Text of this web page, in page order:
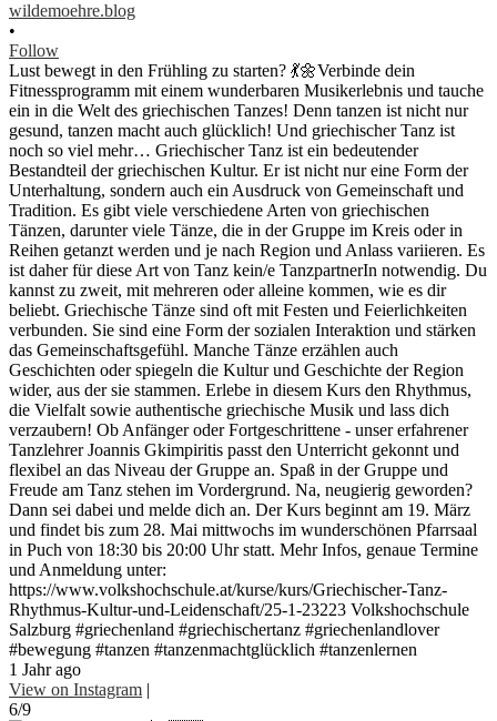
wildemoehre.blog
•
Follow
Lust bewegt in den Frühling zu starten? 💃🌼Verbinde dein
Fitnessprogramm mit einem wunderbaren Musikerlebnis und tauche
ein in die Welt des griechischen Tanzes! Denn tanzen ist nicht nur
gesund, tanzen macht auch glücklich! Und griechischer Tanz ist
noch so viel mehr… Griechischer Tanz ist ein bedeutender
Bestandteil der griechischen Kultur. Er ist nicht nur eine Form der
Unterhaltung, sondern auch ein Ausdruck von Gemeinschaft und
Tradition. Es gibt viele verschiedene Arten von griechischen
Tänzen, darunter viele Tänze, die in der Gruppe im Kreis oder in
Reihen getanzt werden und je nach Region und Anlass variieren. Es
ist daher für diese Art von Tanz kein/e TanzpartnerIn notwendig. Du
kannst zu zweit, mit mehreren oder alleine kommen, wie es dir
beliebt. Griechische Tänze sind oft mit Festen und Feierlichkeiten
verbunden. Sie sind eine Form der sozialen Interaktion und stärken
das Gemeinschaftsgefühl. Manche Tänze erzählen auch
Geschichten oder spiegeln die Kultur und Geschichte der Region
wider, aus der sie stammen. Erlebe in diesem Kurs den Rhythmus,
die Vielfalt sowie authentische griechische Musik und lass dich
verzaubern! Ob Anfänger oder Fortgeschrittene - unser erfahrener
Tanzlehrer Joannis Gkimpiritis passt den Unterricht gekonnt und
flexibel an das Niveau der Gruppe an. Spaß in der Gruppe und
Freude am Tanz stehen im Vordergrund. Na, neugierig geworden?
Dann sei dabei und melde dich an. Der Kurs beginnt am 19. März
und findet bis zum 28. Mai mittwochs im wunderschönen Pfarrsaal
in Puch von 18:30 bis 20:00 Uhr statt. Mehr Infos, genaue Termine
und Anmeldung unter:
https://www.volkshochschule.at/kurse/kurs/Griechischer-Tanz-
Rhythmus-Kultur-und-Leidenschaft/25-1-23223 Volkshochschule
Salzburg #griechenland #griechischertanz #griechenlandlover
#bewegung #tanzen #tanzenmachtglücklich #tanzenlernen
1 Jahr ago
View on Instagram |
6/9